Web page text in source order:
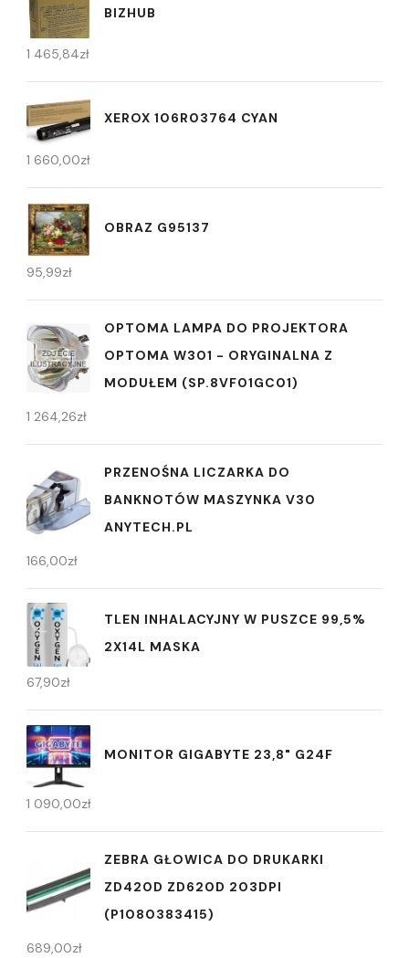
BIZHUB
1 465,84zł
XEROX 106R03764 CYAN
1 660,00zł
OBRAZ G95137
95,99zł
OPTOMA LAMPA DO PROJEKTORA
OPTOMA W301 - ORYGINALNA Z
MODUŁEM (SP.8VF01GC01)
1 264,26zł
PRZENOŚNA LICZARKA DO
BANKNOTÓW MASZYNKA V30
ANYTECH.PL
166,00zł
TLEN INHALACYJNY W PUSZCE 99,5%
2X14L MASKA
67,90zł
MONITOR GIGABYTE 23,8" G24F
1 090,00zł
ZEBRA GŁOWICA DO DRUKARKI
ZD420D ZD620D 203DPI
(P1080383415)
689,00zł